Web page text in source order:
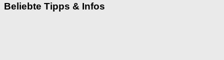
Beliebte Tipps & Infos